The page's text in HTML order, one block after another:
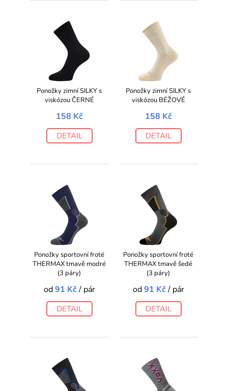
Ponožky zimní SILKY s
viskózou ČERNÉ
158 Kč
DETAIL
Ponožky zimní SILKY s
viskózou BÉŽOVÉ
158 Kč
DETAIL
Ponožky sportovní froté
THERMAX tmavě modré
(3 páry)
od91 Kč/ pár
DETAIL
Ponožky sportovní froté
THERMAX tmavě šedé
(3 páry)
od91 Kč/ pár
DETAIL